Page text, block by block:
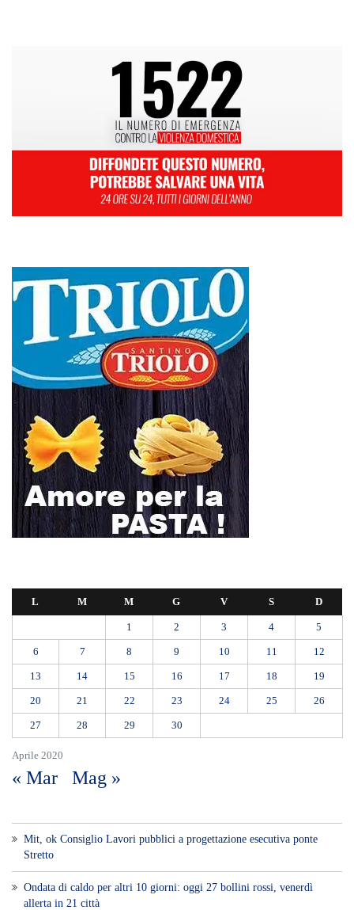
Aprile 2020
L M M G V S D
1 2 3 4 5
6 7 8 9 10 11 12
13 14 15 16 17 18 19
20 21 22 23 24 25 26
27 28 29 30
« Mar Mag »
Mit, ok Consiglio Lavori pubblici a progettazione esecutiva ponte
Stretto
Ondata di caldo per altri 10 giorni: oggi 27 bollini rossi, venerdì
allerta in 21 città